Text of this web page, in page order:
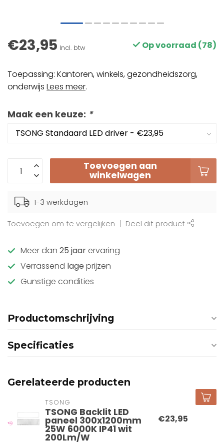
€23,95 Incl. btw Op voorraad (78)
Toepassing: Kantoren, winkels, gezondheidszorg,
onderwijs Lees meer.
Maak een keuze: *
Toevoegen aan
winkelwagen
1-3 werkdagen
Toevoegen om te vergelijken Deel dit product
Meer dan 25 jaarervaring
Verrassend lage prijzen
Gunstige condities
Productomschrijving
Specificaties
Gerelateerde producten
TSONG
TSONG Backlit LED
paneel 300x1200mm
25W 6000K IP41 wit
200Lm/W
€23,95